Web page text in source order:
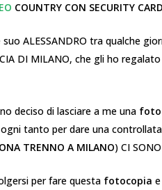
COUNTRY CON SECURITY
suo ALESSANDRO tra qualche
DI MILANO, che gli ho
deciso di lasciare a me una
tanto per dare una controllata.
TRENNO A MILANO) CI
per fare questa fotocopia